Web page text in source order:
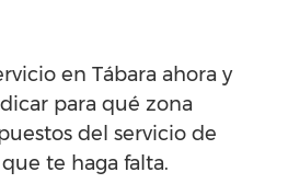
en Tábara ahora y
para qué zona
del servicio de
te haga falta.